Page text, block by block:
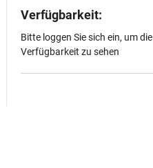
Verfügbarkeit:
Bitte loggen Sie sich ein, um die
Verfügbarkeit zu sehen